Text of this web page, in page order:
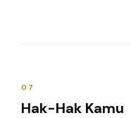
07
Hak-Hak Kamu